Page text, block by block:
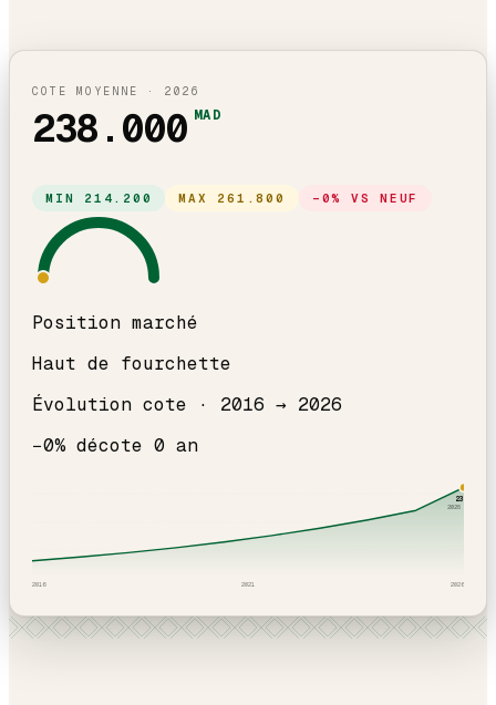
COTE MOYENNE · 2026
238.000 MAD
MIN 214.200 MAX 261.800 − 0% VS NEUF
Position marché
Haut de fourchette
Évolution cote · 2016 → 2026
−0% décote 0 an
238
2026· ICI
2016 2021 2026